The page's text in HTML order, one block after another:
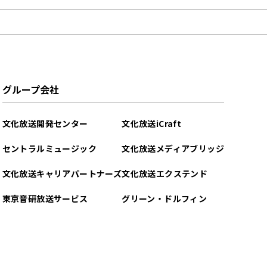
グループ会社
文化放送開発センター
セントラルミュージック
文化放送キャリアパートナーズ
東京音研放送サービス
文化放送iCraft
文化放送メディアブリッジ
文化放送エクステンド
グリーン・ドルフィン